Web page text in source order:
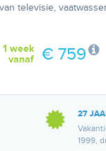
televisie,
1 week
vanaf
€ 759
27
1999,